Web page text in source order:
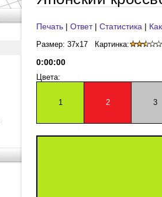
Печать | Ответ| Статистика |
Размер: 37x17 Картинка:
0:00:00
Цвета:
1 2 3